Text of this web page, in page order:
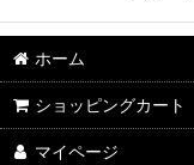
ホーム
ショッピングカート
マイページ